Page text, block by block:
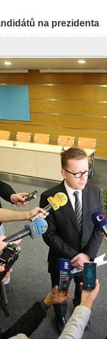
na prezidenta